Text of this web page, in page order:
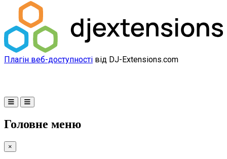
Плагін веб-доступності від DJ-Extensions.com
Головне меню
×